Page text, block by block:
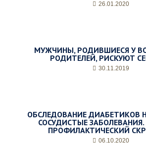
26.01.2020
МУЖЧИНЫ, РОДИВШИЕСЯ У
РОДИТЕЛЕЙ, РИСКУЮТ
30.11.2019
ОБСЛЕДОВАНИЕ ДИАБЕТИКОВ
СОСУДИСТЫЕ
ПРОФИЛАКТИЧЕСКИЙ
06.10.2020